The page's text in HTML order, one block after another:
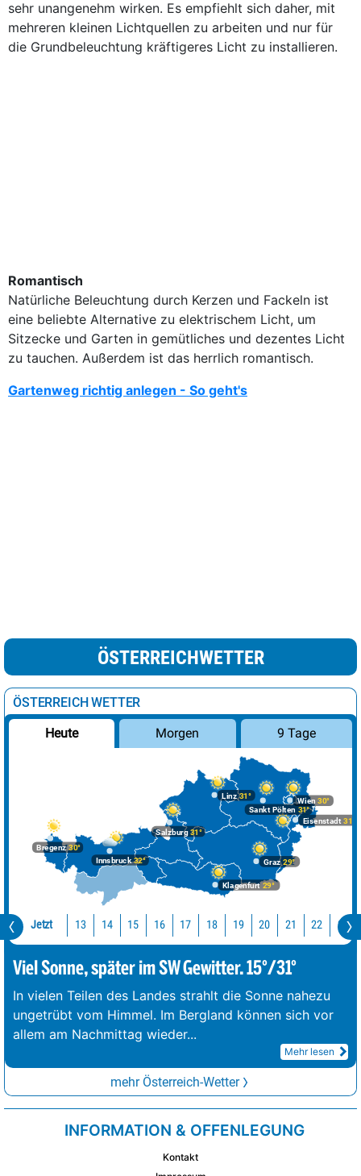
sehr unangenehm wirken. Es empfiehlt sich daher, mit
mehreren kleinen Lichtquellen zu arbeiten und nur für
die Grundbeleuchtung kräftigeres Licht zu installieren.
Romantisch
Natürliche Beleuchtung durch Kerzen und Fackeln ist
eine beliebte Alternative zu elektrischem Licht, um
Sitzecke und Garten in gemütliches und dezentes Licht
zu tauchen. Außerdem ist das herrlich romantisch.
Gartenweg richtig anlegen - So geht's
ÖSTERREICHWETTER
ÖSTERREICH WETTER
Heute Morgen 9 Tage
Bregenz30°
Graz29°
Innsbruck32°
Klagenfurt 29°
Linz31°
Salzburg31°
Wien 30°
Eisenstadt 31°
Sankt Pölten 31°
Jetzt 13 14 15 16 17 18 19 20 21 22 23
Viel Sonne, später im SW Gewitter. 15°/31°
In vielen Teilen des Landes strahlt die Sonne nahezu
ungetrübt vom Himmel. Im Bergland können sich vor
allem am Nachmittag wieder...
Mehr lesen
mehr Österreich-Wetter
INFORMATION & OFFENLEGUNG
Kontakt